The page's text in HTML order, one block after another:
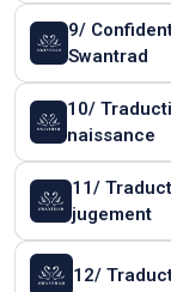
9/
Swantrad
10/
naissance
11/
jugement
12/